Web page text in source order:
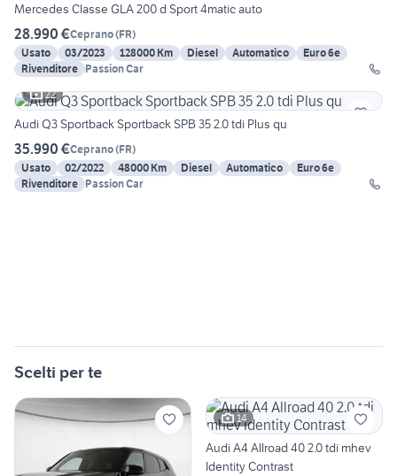
Mercedes Classe GLA 200 d Sport 4matic auto
28.990 €Ceprano(FR)
Usato
03/2023 128000 Km Diesel Automatico
Euro 6e
Rivenditore Passion Car
22
Audi Q3 Sportback Sportback SPB 35 2.0 tdi Plus qu
35.990 €Ceprano(FR)
Usato
02/2022 48000 Km Diesel Automatico
Euro 6e
Rivenditore Passion Car
Scelti per te
14
Audi A4 Allroad 40 2.0 tdi mhev
Identity Contrast